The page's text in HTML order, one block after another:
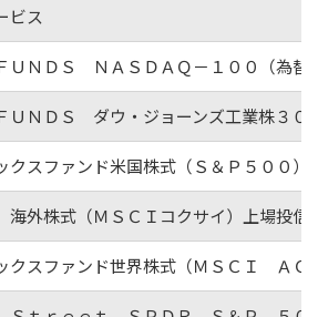
ビス
ＮＤＳ ＮＡＳＤＡＱ－１００（為替
ＮＤＳ ダウ・ジョーンズ工業株３０
クスファンド米国株式（Ｓ＆Ｐ５００）
外株式（ＭＳＣＩコクサイ）上場投信
クスファンド世界株式（ＭＳＣＩ ＡＣ